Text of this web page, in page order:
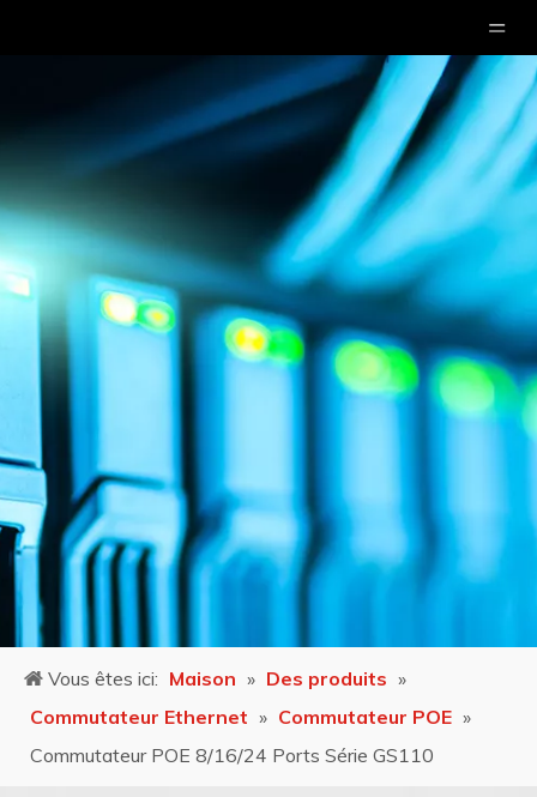
Vous êtes ici: Maison » Des produits »
Commutateur Ethernet » Commutateur POE »
Commutateur POE 8/16/24 Ports Série GS110